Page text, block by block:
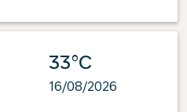
33°C
16/08/2026